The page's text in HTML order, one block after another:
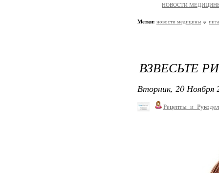
НОВОСТИ
Метки: новости медицины
ВЗВЕСЬТЕ
Вторник, 20 Ноября